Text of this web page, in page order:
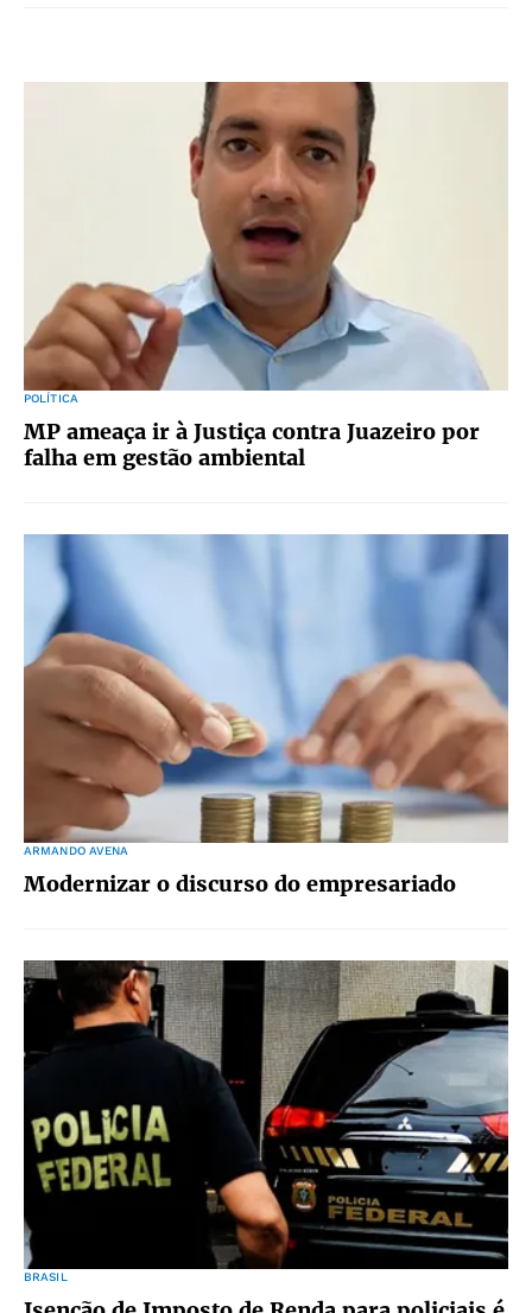
POLÍTICA
MP ameaça ir à Justiça contra Juazeiro por
falha em gestão ambiental
ARMANDO AVENA
Modernizar o discurso do empresariado
BRASIL